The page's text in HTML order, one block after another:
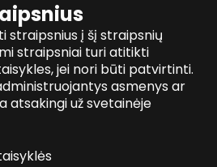
straipsnius į šį straipsnių
straipsniai turi atitikti
jei nori būti patvirtinti.
asmenys ar
atsakingi už svetainėje